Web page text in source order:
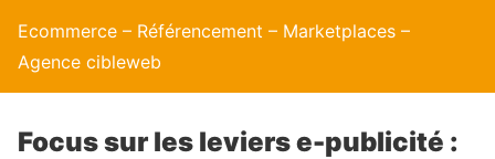
Ecommerce – Référencement – Marketplaces –
Agence cibleweb
Focus sur les leviers e-publicité :